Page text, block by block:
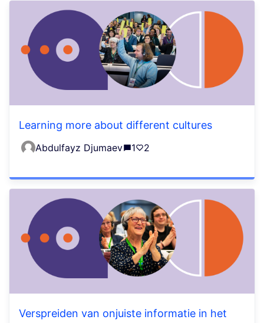
Learning more about different cultures
Abdulfayz Djumaev 1 2
Verspreiden van onjuiste informatie in het